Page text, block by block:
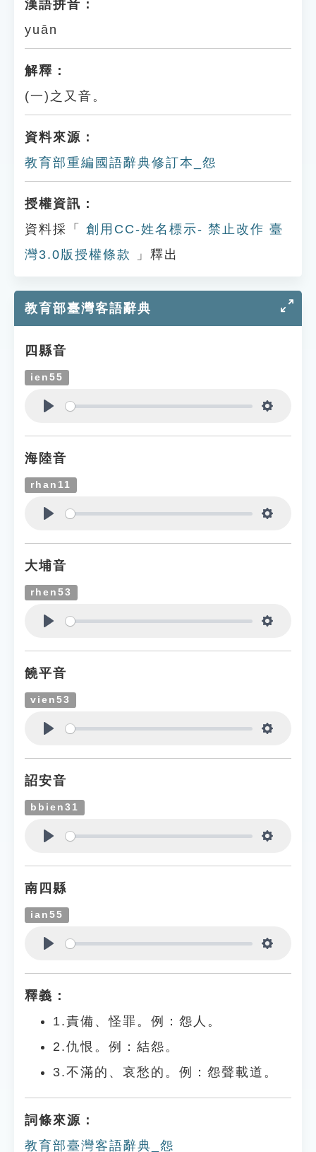
漢語拼音：
yuān
解釋：
(一)之又音。
資料來源：
教育部重編國語辭典修訂本_怨
授權資訊：
資料採「
創用CC-姓名標示- 禁止改作 臺
灣3.0版授權條款
」釋出
教育部臺灣客語辭典
四縣音
ien55
海陸音
rhan11
大埔音
rhen53
饒平音
vien53
詔安音
bbien31
南四縣
ian55
釋義：
1.責備、怪罪。例：怨人。
2.仇恨。例：結怨。
3.不滿的、哀愁的。例：怨聲載道。
詞條來源：
教育部臺灣客語辭典_怨